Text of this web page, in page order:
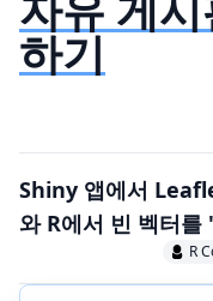
하기
Shiny 앱에서
와 R에서 빈 벡터
R